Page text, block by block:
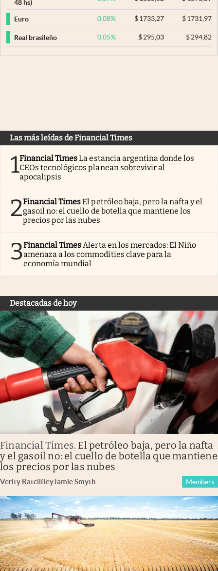
48 hs)
Euro 0,08% $ 1733,27 $1731,97
Real brasileño 0,05% $ 295,03 $294,82
Las más leídas de Financial Times
1Financial TimesLa estancia argentina donde los
CEOs tecnológicos planean sobrevivir al
apocalipsis
2Financial TimesEl petróleo baja, pero la nafta y el
gasoil no: el cuello de botella que mantiene los
precios por las nubes
3Financial TimesAlerta en los mercados: El Niño
amenaza a los commodities clave para la
economía mundial
Destacadas de hoy
Financial Times. El petróleo baja, pero la nafta
y el gasoil no: el cuello de botella que mantiene
los precios por las nubes
Verity RatcliffeyJamie Smyth Members